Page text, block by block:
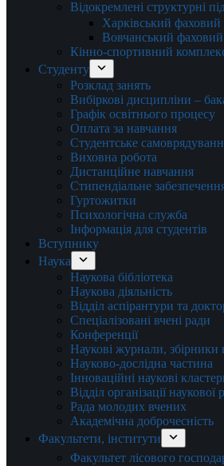
Відокремлені структурні
Харківський
Вовчанський
Кінно-спортивний
Студенту
Розклад занять
Вибіркові дисципліни –
Графік освітнього процесу
Оплата за навчання
Студентське
Виховна робота
Дистанційне навчання
Стипендіальне
Гуртожитки
Психологічна служба
Інформація для студентів
Вступнику
Наука
Наукова бібліотека
Наукова діяльність
Відділ аспірантури та
Спеціалізовані вчені ради
Конференції
Наукові журнали, збірники
Науково-дослідна частина
Інноваційні наукові
Відділ організації
Рада молодих вчених
Академічна доброчесність
Факультети, інститути
Факультет лісового